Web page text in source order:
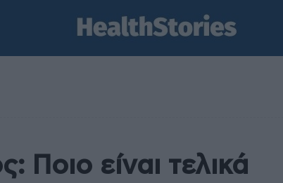
Ποιο είναι τελικά